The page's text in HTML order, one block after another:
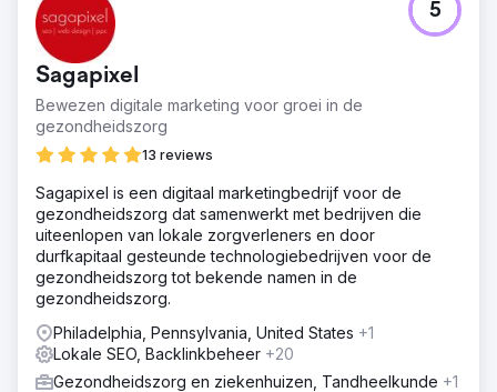
Sagapixel
Bewezen digitale marketing voor groei in de
gezondheidszorg
13 reviews
5
Sagapixel is een digitaal marketingbedrijf voor de
gezondheidszorg dat samenwerkt met bedrijven die
uiteenlopen van lokale zorgverleners en door
durfkapitaal gesteunde technologiebedrijven voor de
gezondheidszorg tot bekende namen in de
gezondheidszorg.
Philadelphia, Pennsylvania, United States +1
Lokale SEO, Backlinkbeheer +20
Gezondheidszorg en ziekenhuizen, Tandheelkunde +1